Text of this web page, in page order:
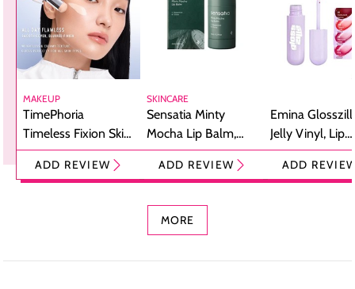
MAKEUP
TimePhoria
Timeless Fixion Skin
Tint Stick,
Foundation dan
ADD REVIEW
SKINCARE
Sensatia Minty
Mocha Lip Balm,
Pelembap Bibir
dengan Aroma
ADD REVIEW
Emina
Jelly Vinyl, Lip
Cream Glossy
Ringan
ADD
MORE